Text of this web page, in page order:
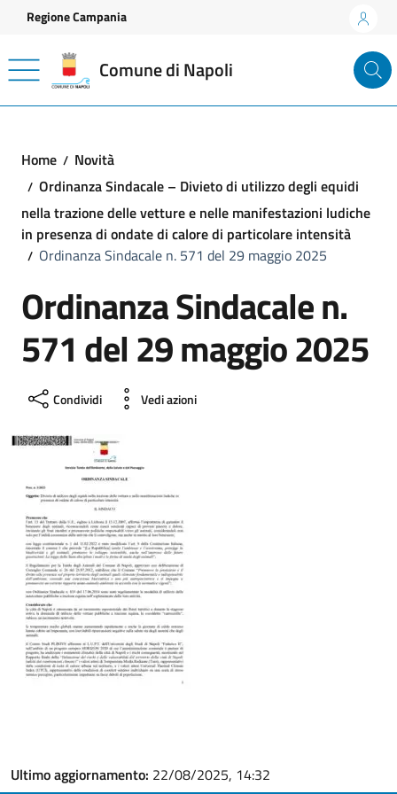
Vai ai contenuti
Vai al footer
Regione Campania
Comune di Napoli
Home
Novità
Ordinanza Sindacale – Divieto di utilizzo degli equidi
nella trazione delle vetture e nelle manifestazioni ludiche
in presenza di ondate di calore di particolare intensità
Ordinanza Sindacale n. 571 del 29 maggio 2025
Ordinanza Sindacale n.
571 del 29 maggio 2025
Condividi Vedi azioni
Ultimo aggiornamento: 22/08/2025, 14:32